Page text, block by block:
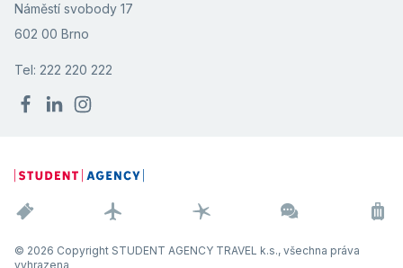
Náměstí svobody 17
602 00 Brno
Tel: 222 220 222
© 2026 Copyright STUDENT AGENCY TRAVEL k.s., všechna práva
vyhrazena